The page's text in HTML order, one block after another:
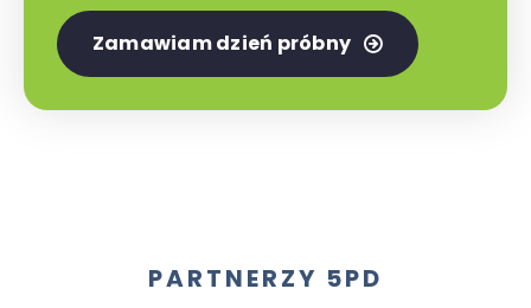
Zamawiam dzień próbny
PARTNERZY 5PD